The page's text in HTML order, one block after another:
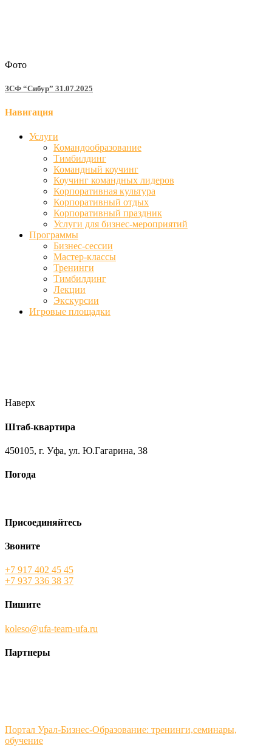
Фото
ЗСФ “Сибур” 31.07.2025
Навигация
Услуги
Командообразование
Тимбилдинг
Командный коучинг
Коучинг командных лидеров
Корпоративная культура
Корпоративный отдых
Корпоративный праздник
Услуги для бизнес-мероприятий
Программы
Бизнес-сессии
Мастер-классы
Тренинги
Тимбилдинг
Лекции
Экскурсии
Игровые площадки
Наверх
Штаб-квартира
450105, г. Уфа, ул. Ю.Гагарина, 38
Погода
Присоединяйтесь
Звоните
+7 917 402 45 45
+7 937 336 38 37
Пишите
koleso@ufa-team-ufa.ru
Партнеры
Портал Урал-Бизнес-Образование: тренинги,семинары,
обучение